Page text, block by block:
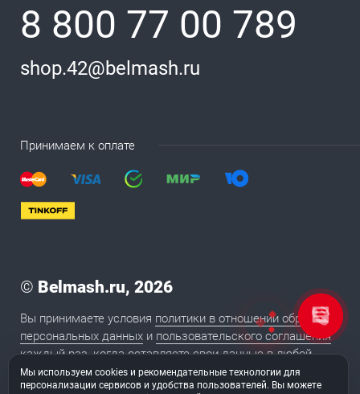
8 800 77 00 789
shop.42@belmash.ru
Принимаем к оплате
© Belmash.ru, 2026
Вы принимаете условия политики в отношении обработки
персональных данных и пользовательского соглашения
каждый раз, когда оставляете свои данные в любой
форме обратной связи на сайте BELMASH.RU
Мы используем cookies и рекомендательные технологии для
персонализации сервисов и удобства пользователей. Вы можете